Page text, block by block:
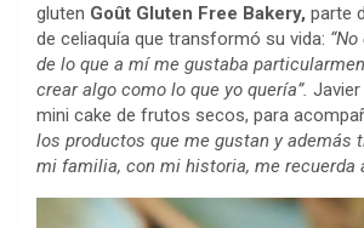
gluten Goût Gluten Free Bakery, parte
de celiaquía que transformó su vida:
de lo que a mí me gustaba
crear algo como lo que yo quería”.
mini cake de frutos secos, para
los productos que me gustan y además
mi familia, con mi historia, me recuerda